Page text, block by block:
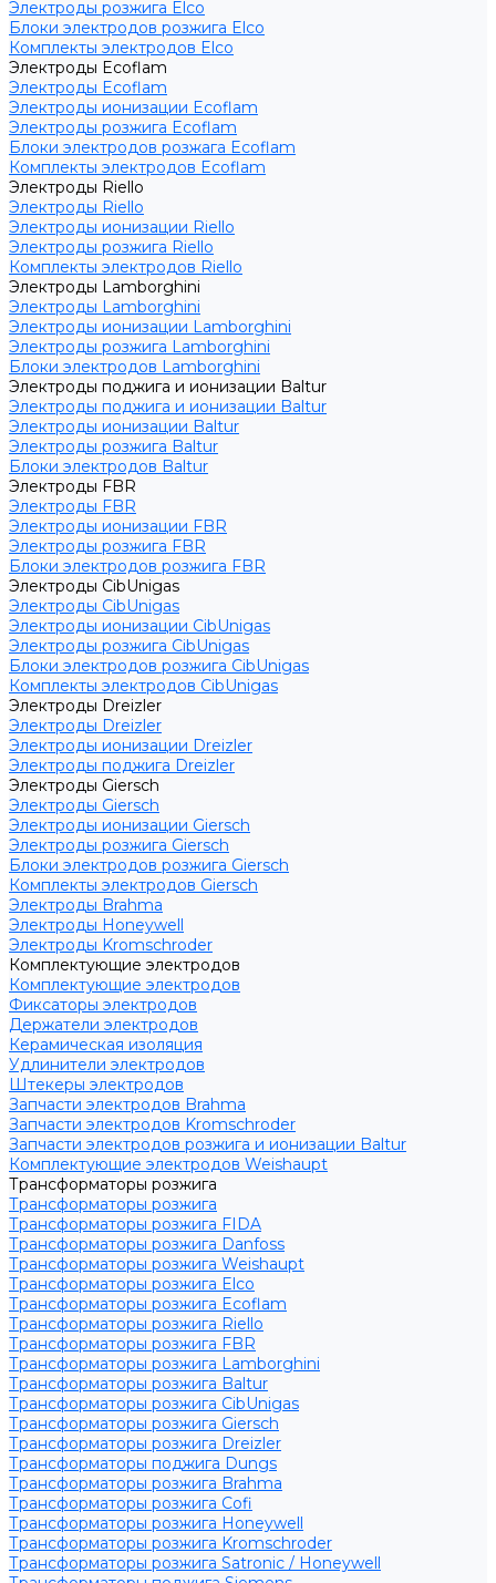
Электроды розжига Elco
Блоки электродов розжига Elco
Комплекты электродов Elco
Электроды Ecoflam
Электроды Ecoflam
Электроды ионизации Ecoflam
Электроды розжига Ecoflam
Блоки электродов розжага Ecoflam
Комплекты электродов Ecoflam
Электроды Riello
Электроды Riello
Электроды ионизации Riello
Электроды розжига Riello
Комплекты электродов Riello
Электроды Lamborghini
Электроды Lamborghini
Электроды ионизации Lamborghini
Электроды розжига Lamborghini
Блоки электродов Lamborghini
Электроды поджига и ионизации Baltur
Электроды поджига и ионизации Baltur
Электроды ионизации Baltur
Электроды розжига Baltur
Блоки электродов Baltur
Электроды FBR
Электроды FBR
Электроды ионизации FBR
Электроды розжига FBR
Блоки электродов розжига FBR
Электроды CibUnigas
Электроды CibUnigas
Электроды ионизации CibUnigas
Электроды розжига CibUnigas
Блоки электродов розжига CibUnigas
Комплекты электродов CibUnigas
Электроды Dreizler
Электроды Dreizler
Электроды ионизации Dreizler
Электроды поджига Dreizler
Электроды Giersch
Электроды Giersch
Электроды ионизации Giersch
Электроды розжига Giersch
Блоки электродов розжига Giersch
Комплекты электродов Giersch
Электроды Brahma
Электроды Honeywell
Электроды Kromschroder
Комплектующие электродов
Комплектующие электродов
Фиксаторы электродов
Держатели электродов
Керамическая изоляция
Удлинители электродов
Штекеры электродов
Запчасти электродов Brahma
Запчасти электродов Kromschroder
Запчасти электродов розжига и ионизации Baltur
Комплектующие электродов Weishaupt
Трансформаторы розжига
Трансформаторы розжига
Трансформаторы розжига FIDA
Трансформаторы розжига Danfoss
Трансформаторы розжига Weishaupt
Трансформаторы розжига Elco
Трансформаторы розжига Ecoflam
Трансформаторы розжига Riello
Трансформаторы розжига FBR
Трансформаторы розжига Lamborghini
Трансформаторы розжига Baltur
Трансформаторы розжига CibUnigas
Трансформаторы розжига Giersch
Трансформаторы розжига Dreizler
Трансформаторы поджига Dungs
Трансформаторы розжига Brahma
Трансформаторы розжига Cofi
Трансформаторы розжига Honeywell
Трансформаторы розжига Kromschroder
Трансформаторы розжига Satronic / Honeywell